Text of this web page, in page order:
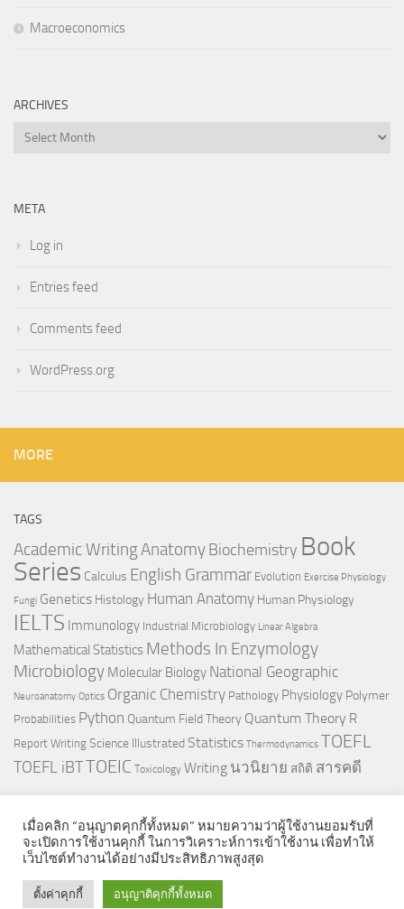
Macroeconomics
ARCHIVES
Archives
META
Log in
Entries feed
Comments feed
WordPress.org
MORE
TAGS
Academic WritingAnatomyBiochemistry Book
Series Calculus English Grammar Evolution Exercise Physiology
Fungi Genetics Histology Human Anatomy Human Physiology
IELTS Immunology Industrial Microbiology Linear Algebra
Mathematical Statistics Methods In Enzymology
Microbiology Molecular Biology National Geographic
Neuroanatomy Optics Organic Chemistry Pathology Physiology Polymer
Probabilities Python Quantum Field Theory Quantum Theory R
Report Writing Science Illustrated Statistics Thermodynamics TOEFL
TOEFL iBTTOEIC Toxicology Writing นวนิยาย สถิติ สารคดี
© 2026. All Rights Reserved.
เมื่อคลิก “อนุญาตคุกกี้ทั้งหมด” หมายความว่าผู้ใช้งานยอมรับที่
จะเปิดการใช้งานคุกกี้ ในการวิเคราะห์การเข้าใช้งาน เพื่อทำให้
เว็บไซต์ทำงานได้อย่างมีประสิทธิภาพสูงสุด
ตั้งค่าคุกกี้ อนุญาติคุกกี้ทั้งหมด